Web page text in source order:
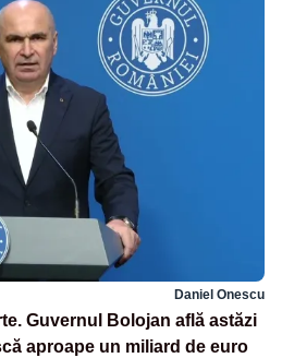
Daniel Onescu
Guvernul Bolojan află astăzi
aproape un miliard de euro